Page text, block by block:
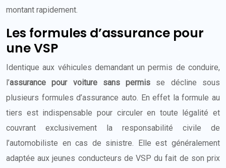
montant rapidement.
Les formules d’assurance pour
une VSP
Identique aux véhicules demandant un permis de conduire,
l’assurance pour voiture sans permis se décline sous
plusieurs formules d’assurance auto. En effet la formule au
tiers est indispensable pour circuler en toute légalité et
couvrant exclusivement la responsabilité civile de
l’automobiliste en cas de sinistre. Elle est généralement
adaptée aux jeunes conducteurs de VSP du fait de son prix